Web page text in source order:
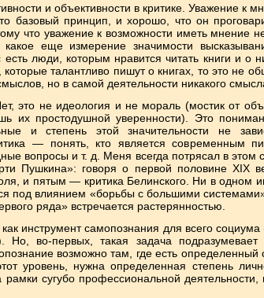
и объективности в критике. Уважение к
базовый принцип, и хорошо, что он
что уважение к возможности иметь мнение
еще измерение значимости
люди, которым нравится читать книги и о
талантливо пишут о книгах, то это не
но в самой деятельности никакого
это не идеология и не мораль (мостик от
их простодушной уверенности). Это
и степень этой значительности не
— понять, кто является современным
вопросы и т. д. Меня всегда потрясал в этом
Пушкина»: говоря о первой половине XIX
и пятым — критика Белинского. Ни в одном
под влиянием «борьбы с большими
ряда» встречается растерянностью.
инструмент самопознания для всего
Но, во-первых, такая задача
возможно там, где есть
уровень, нужна определенная степень
рамки сугубо профессиональной